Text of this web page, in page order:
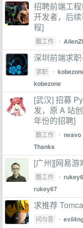
招聘前端工
开发者，后
程]
酷工作 •
深圳前端求
求职 •
kobezone
[武汉] 招募
发，原 A 站
年份的招聘]
酷工作 • neavo
Thanks
[广州][网易游
酷工作 •
rukey67
求推荐
问与答 •